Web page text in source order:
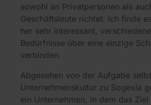
sowohl an Privatpersonen als
Geschäftsleute richtet. Ich finde
her sehr interessant,
Bedürfnisse über eine einzige
verbinden.
Abgesehen von der Aufgabe
Unternehmenskultur zu Sogexia
ein Unternehmen, in dem das